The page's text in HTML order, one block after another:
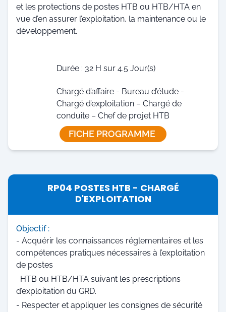
et les protections de postes HTB ou HTB/HTA en
vue d’en assurer l’exploitation, la maintenance ou le
développement.
Durée : 32 H sur 4.5 Jour(s)
Chargé d’affaire - Bureau d’étude -
Chargé d’exploitation – Chargé de
conduite – Chef de projet HTB
FICHE PROGRAMME
RP04 POSTES HTB - CHARGÉ
D'EXPLOITATION
Objectif :
- Acquérir les connaissances réglementaires et les
compétences pratiques nécessaires à l’exploitation
de postes
HTB ou HTB/HTA suivant les prescriptions
d’exploitation du GRD.
- Respecter et appliquer les consignes de sécurité